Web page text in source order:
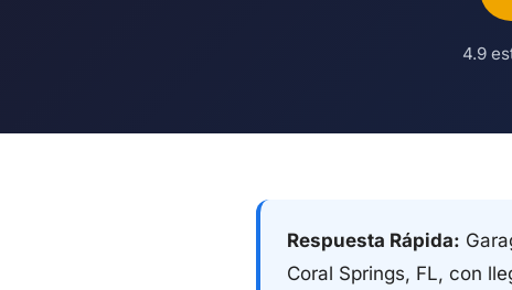
4.9
Respuesta Rápida:
Coral Springs, FL, con